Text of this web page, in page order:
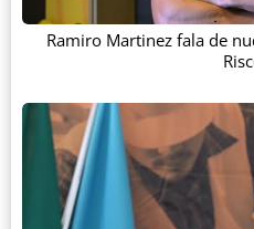
Ramiro Martinez fala de